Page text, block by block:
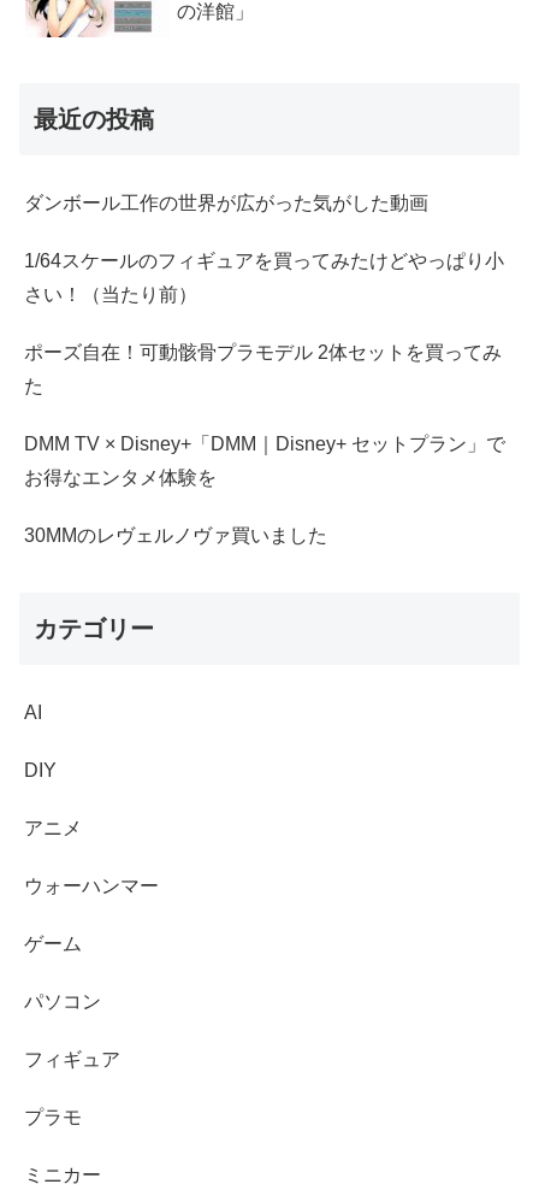
の洋館」
最近の投稿
ダンボール工作の世界が広がった気がした動画
1/64スケールのフィギュアを買ってみたけどやっぱり小
さい！（当たり前）
ポーズ自在！可動骸骨プラモデル 2体セットを買ってみ
た
DMM TV × Disney+「DMM｜Disney+ セットプラン」で
お得なエンタメ体験を
30MMのレヴェルノヴァ買いました
カテゴリー
AI
DIY
アニメ
ウォーハンマー
ゲーム
パソコン
フィギュア
プラモ
ミニカー